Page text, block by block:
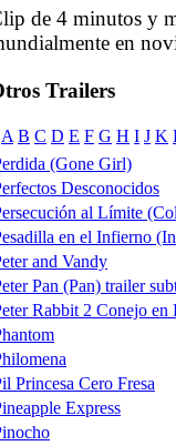
de 4 minutos y
en
Trailers
A B C D E F G H I J K
(Gone Girl)
Desconocidos
al Límite
en el Infierno
and Vandy
Pan (Pan) trailer
Rabbit 2 Conejo en
Princesa Cero Fresa
Express